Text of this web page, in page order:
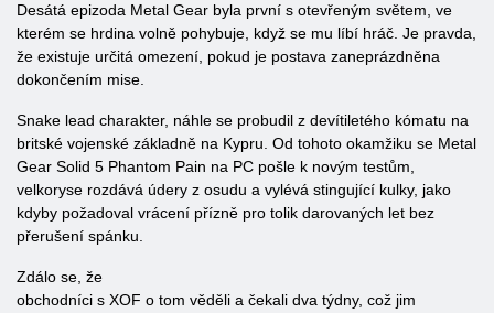
Desátá epizoda Metal Gear byla první s otevřeným světem, ve
kterém se hrdina volně pohybuje, když se mu líbí hráč. Je pravda,
že existuje určitá omezení, pokud je postava zaneprázdněna
dokončením mise.
Snake lead charakter, náhle se probudil z devítiletého kómatu na
britské vojenské základně na Kypru. Od tohoto okamžiku se Metal
Gear Solid 5 Phantom Pain na PC pošle k novým testům,
velkoryse rozdává údery z osudu a vylévá stingující kulky, jako
kdyby požadoval vrácení přízně pro tolik darovaných let bez
přerušení spánku.
Zdálo se, že
obchodníci s XOF o tom věděli a čekali dva týdny, což jim